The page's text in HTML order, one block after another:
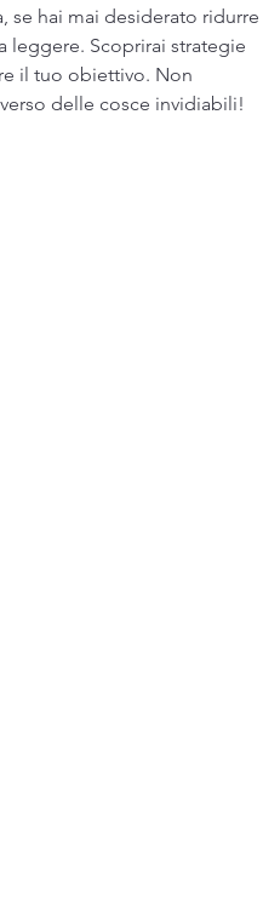
se hai mai desiderato ridurre
leggere. Scoprirai strategie
il tuo obiettivo. Non
delle cosce invidiabili!